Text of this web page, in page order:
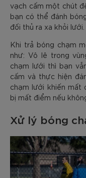
vạch cấm một chút
bạn có thể đánh
đối thủ ra xa khỏi lưới.
Khi trả bóng chạm
như: Vô lê trong
chạm lưới thì bạn
cấm và thực hiện
chạm lưới khiến mất
bị mất điểm nếu
Xử lý bóng